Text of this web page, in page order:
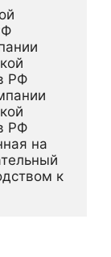
РФ
РФ
на
к